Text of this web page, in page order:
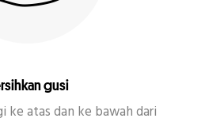
gusi
ke atas dan ke bawah dari